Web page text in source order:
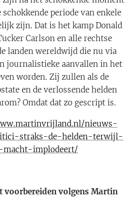
periode van enkele
zijn. Dat is het kamp Donald
Carlson en alle rechtse
landen wereldwijd die nu via
journalistieke aanvallen in het
worden. Zij zullen als de
en de verlossende helden
Omdat dat zo gescript is.
nieuws-
straks-de-helden-terwijl-
macht-implodeert/
voorbereiden volgens Martin